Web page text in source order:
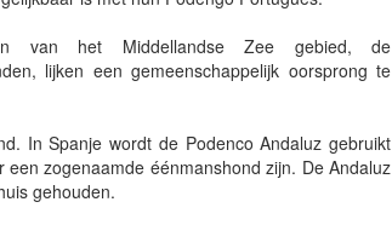
van het Middellandse Zee gebied, de
lijken een gemeenschappelijk oorsprong te
In Spanje wordt de Podenco Andaluz gebruikt
zogenaamde éénmanshond zijn. De Andaluz
gehouden.